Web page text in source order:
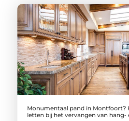
Monumentaal pand in Montfoort?
letten bij het vervangen van hang-